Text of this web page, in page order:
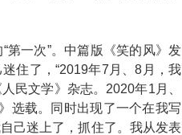
一次”。中篇版《笑的风》发
住了，“2019年7月、8月，我
民文学》杂志。2020年1月、
选载。同时出现了一个在我写
己迷上了，抓住了。我从发表